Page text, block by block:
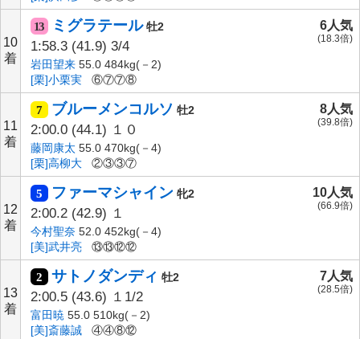
10
着
13 ミグラテール 牡2
1:58.3 (41.9) 3/4
岩田望来 55.0 484kg(－2)
[栗]小栗実
⑥⑦⑦⑧
6人気
(18.3倍)
11
着
7 ブルーメンコルソ 牡2
2:00.0 (44.1) １０
藤岡康太 55.0 470kg(－4)
[栗]高柳大
②③③⑦
8人気
(39.8倍)
12
着
5 ファーマシャイン 牝2
2:00.2 (42.9) １
今村聖奈 52.0 452kg(－4)
[美]武井亮
⑬⑬⑫⑫
10人気
(66.9倍)
13
着
2 サトノダンディ 牡2
2:00.5 (43.6) １1/2
富田暁 55.0 510kg(－2)
[美]斎藤誠
④④⑧⑫
7人気
(28.5倍)